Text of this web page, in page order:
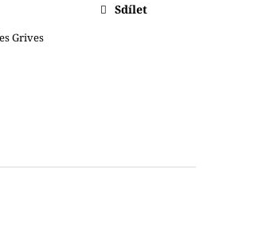
Grives
Sdílet